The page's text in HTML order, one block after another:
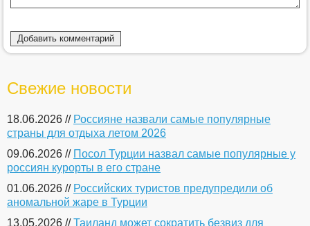
Свежие новости
18.06.2026 // Россияне назвали самые популярные
страны для отдыха летом 2026
09.06.2026 // Посол Турции назвал самые популярные у
россиян курорты в его стране
01.06.2026 // Российских туристов предупредили об
аномальной жаре в Турции
13.05.2026 //Таиланд может сократить безвиз для